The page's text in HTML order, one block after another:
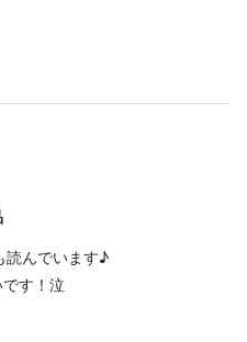
読んでいます♪
す！泣